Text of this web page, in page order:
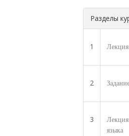
Разделы
1 Лекция
2
3
языка